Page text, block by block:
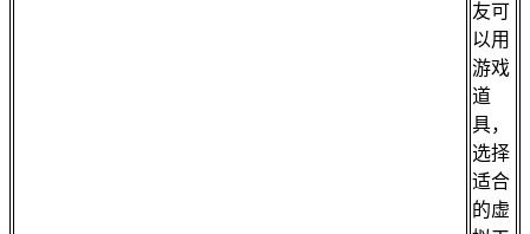
友可
以用
游戏
道
具，
选择
适合
的虚